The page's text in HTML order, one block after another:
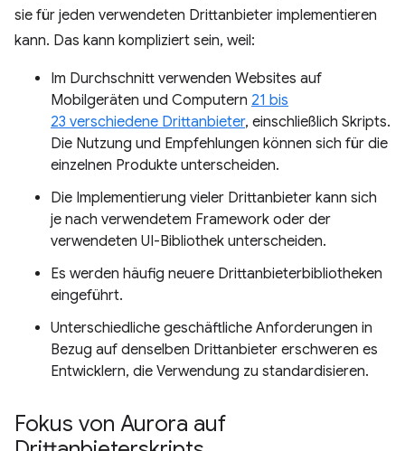
sie für jeden verwendeten Drittanbieter implementieren
kann. Das kann kompliziert sein, weil:
Im Durchschnitt verwenden Websites auf
Mobilgeräten und Computern 21 bis
23 verschiedene Drittanbieter, einschließlich Skripts.
Die Nutzung und Empfehlungen können sich für die
einzelnen Produkte unterscheiden.
Die Implementierung vieler Drittanbieter kann sich
je nach verwendetem Framework oder der
verwendeten UI-Bibliothek unterscheiden.
Es werden häufig neuere Drittanbieterbibliotheken
eingeführt.
Unterschiedliche geschäftliche Anforderungen in
Bezug auf denselben Drittanbieter erschweren es
Entwicklern, die Verwendung zu standardisieren.
Fokus von Aurora auf